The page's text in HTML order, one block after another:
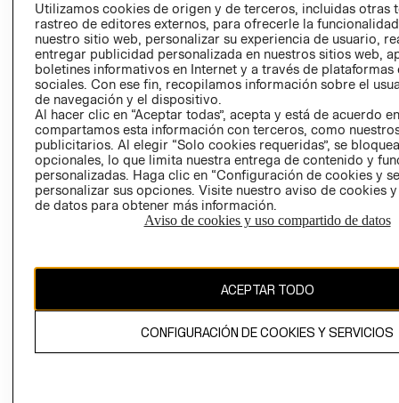
COOKIES
LIBRO DE
Ecuador ($)
CAMBIAR REGIÓN
El contenido de esta página web está protegido por copyright y es
Utilizamos cookies de origen y de terceros, incluidas otras
rastreo de editores externos, para ofrecerle la
nuestro sitio web, personalizar su experiencia de usuario,
entregar publicidad personalizada en nuestros sitios web,
boletines informativos en Internet y a través de plataformas
sociales. Con ese fin, recopilamos información sobre el
de navegación y el dispositivo.
Al hacer clic en “Aceptar todas”, acepta y está de acuerdo
compartamos esta información con terceros, como
publicitarios. Al elegir “Solo cookies requeridas”, se
opcionales, lo que limita nuestra entrega de contenido y
personalizadas. Haga clic en “Configuración de cookies y
personalizar sus opciones. Visite nuestro aviso de cookies
de datos para obtener más información.
Aviso de cookies y uso compartido de datos
ACEPTAR TODO
CONFIGURACIÓN DE COOKIES Y SERVICIOS